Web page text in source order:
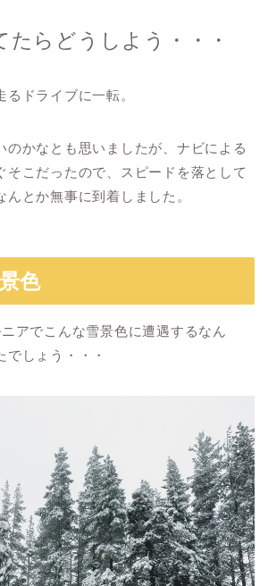
たらどうしよう・・・
ドライブに一転。
のかなとも思いましたが、ナビによる
そこだったので、スピードを落として
んとか無事に到着しました。
色
アでこんな雪景色に遭遇するなん
しょう・・・